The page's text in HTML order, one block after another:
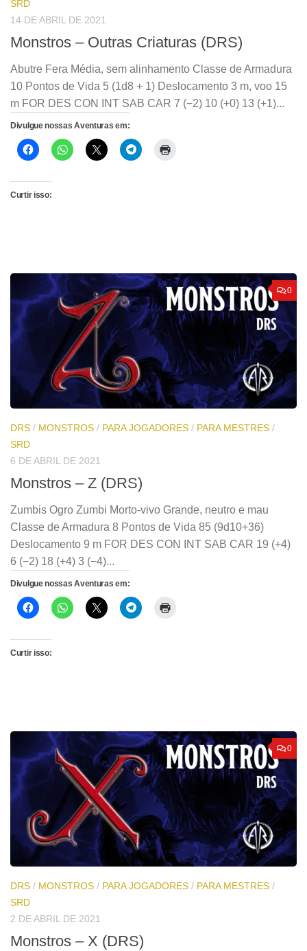
SRD
14 DE ABRIL DE 2021
Monstros – Outras Criaturas (DRS)
Abutre Fera Média, sem alinhamento Classe de Armadura
10 Pontos de Vida 5 (1d8 + 1) Deslocamento 3 m, voo 15
m FOR DES CON INT SAB CAR 7 (−2) 10 (+0) 13 (+1)...
Divulgue nossas Aventuras em:
Curtir isso:
0
DRS / MONSTROS / PARA JOGADORES / PARA MESTRES /
SRD
6 DE ABRIL DE 2021
Monstros – Z (DRS)
Zumbis Ogro Zumbi Morto-vivo Grande, neutro e mau
Classe de Armadura 8 Pontos de Vida 85 (9d10+36)
Deslocamento 9 m FOR DES CON INT SAB CAR 19 (+4)
6 (−2) 18 (+4) 3 (−4)...
Divulgue nossas Aventuras em:
Curtir isso:
0
DRS / MONSTROS / PARA JOGADORES / PARA MESTRES /
SRD
2 DE ABRIL DE 2021
Monstros – X (DRS)